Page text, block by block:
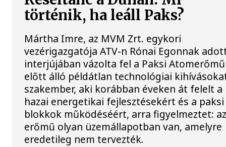
történik, ha leáll Paks?
Mártha Imre, az MVM Zrt. egykori
vezérigazgatója ATV-n Rónai Egonnak
interjújában vázolta fel a Paksi Atomerőmű
előtt álló példátlan technológiai
szakember, aki korábban éveken át felelt a
hazai energetikai fejlesztésekért és a paksi
blokkok működéséért, arra figyelmeztet:
erőmű olyan üzemállapotban van, amelyre
eredetileg nem tervezték.